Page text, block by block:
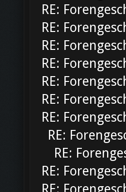
RE:
RE:
RE:
RE:
RE:
RE:
RE:
RE:
RE:
RE: